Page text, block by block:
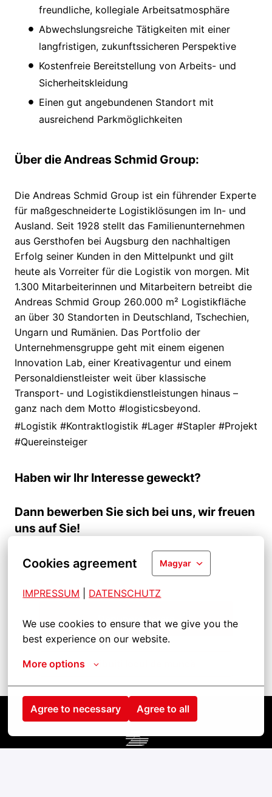
Cookies agreement Magyar
IMPRESSUM DATENSCHUTZ
We use cookies to ensure that we give you the
best experience on our website.
More options
Agree to necessary Agree to all
freundliche, kollegiale Arbeitsatmosphäre
Abwechslungsreiche Tätigkeiten mit einer
langfristigen, zukunftssicheren Perspektive
Kostenfreie Bereitstellung von Arbeits- und
Sicherheitskleidung
Einen gut angebundenen Standort mit
ausreichend Parkmöglichkeiten
Über die Andreas Schmid Group:
Die Andreas Schmid Group ist ein führender Experte
für maßgeschneiderte Logistiklösungen im In- und
Ausland. Seit 1928 stellt das Familienunternehmen
aus Gersthofen bei Augsburg den nachhaltigen
Erfolg seiner Kunden in den Mittelpunkt und gilt
heute als Vorreiter für die Logistik von morgen. Mit
1.300 Mitarbeiterinnen und Mitarbeitern betreibt die
Andreas Schmid Group 260.000 m² Logistikfläche
an über 30 Standorten in Deutschland, Tschechien,
Ungarn und Rumänien. Das Portfolio der
Unternehmensgruppe geht mit einem eigenen
Innovation Lab, einer Kreativagentur und einem
Personaldienstleister weit über klassische
Transport- und Logistikdienstleistungen hinaus –
ganz nach dem Motto #logisticsbeyond.
#Logistik #Kontraktlogistik #Lager #Stapler #Projekt
#Quereinsteiger
Haben wir Ihr Interesse geweckt?
Dann bewerben Sie sich bei uns, wir freuen
uns auf Sie!
Depunere cerere
Distribuiți locul de muncă
Kezdőlap